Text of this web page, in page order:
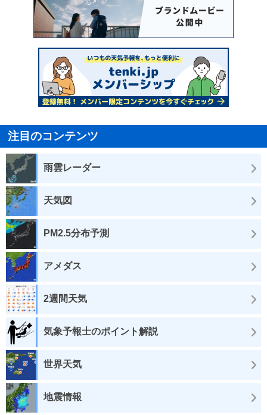
注目のコンテンツ
雨雲レーダー
天気図
PM2.5分布予測
アメダス
2週間天気
気象予報士のポイント解説
世界天気
地震情報